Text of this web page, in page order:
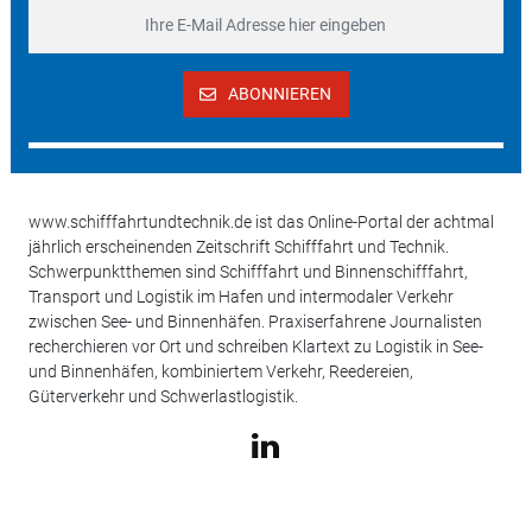
ABONNIEREN
www.schifffahrtundtechnik.de ist das Online-Portal der achtmal
jährlich erscheinenden Zeitschrift Schifffahrt und Technik.
Schwerpunktthemen sind Schifffahrt und Binnenschifffahrt,
Transport und Logistik im Hafen und intermodaler Verkehr
zwischen See- und Binnenhäfen. Praxiserfahrene Journalisten
recherchieren vor Ort und schreiben Klartext zu Logistik in See-
und Binnenhäfen, kombiniertem Verkehr, Reedereien,
Güterverkehr und Schwerlastlogistik.